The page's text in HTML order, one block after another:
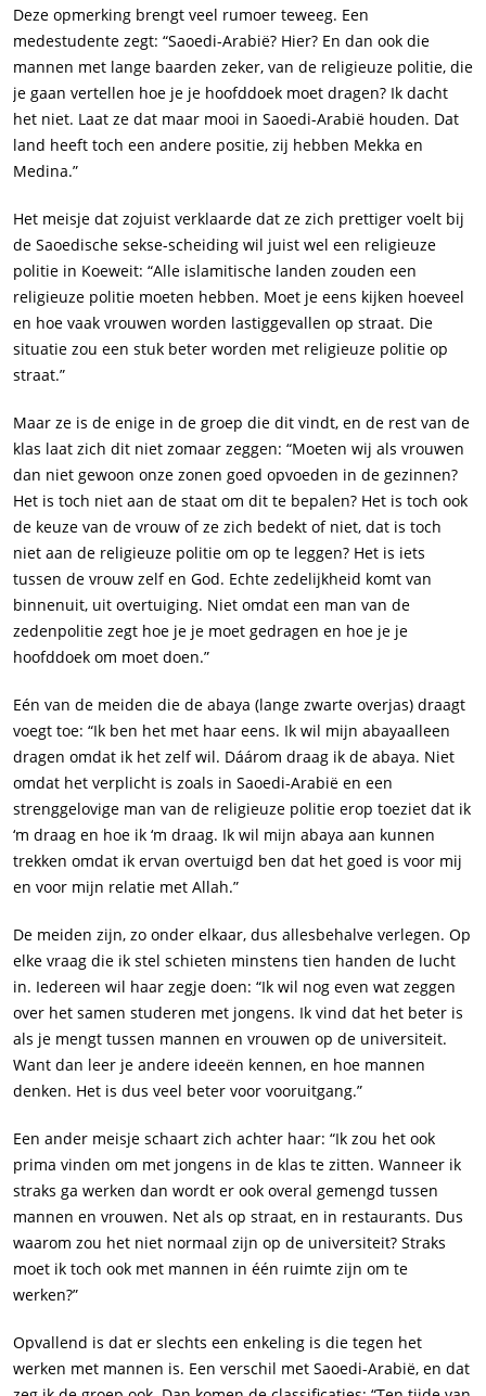
Deze opmerking brengt veel rumoer teweeg. Een
medestudente zegt: “Saoedi-Arabië? Hier? En dan ook die
mannen met lange baarden zeker, van de religieuze politie, die
je gaan vertellen hoe je je hoofddoek moet dragen? Ik dacht
het niet. Laat ze dat maar mooi in Saoedi-Arabië houden. Dat
land heeft toch een andere positie, zij hebben Mekka en
Medina.”
Het meisje dat zojuist verklaarde dat ze zich prettiger voelt bij
de Saoedische sekse-scheiding wil juist wel een religieuze
politie in Koeweit: “Alle islamitische landen zouden een
religieuze politie moeten hebben. Moet je eens kijken hoeveel
en hoe vaak vrouwen worden lastiggevallen op straat. Die
situatie zou een stuk beter worden met religieuze politie op
straat.”
Maar ze is de enige in de groep die dit vindt, en de rest van de
klas laat zich dit niet zomaar zeggen: “Moeten wij als vrouwen
dan niet gewoon onze zonen goed opvoeden in de gezinnen?
Het is toch niet aan de staat om dit te bepalen? Het is toch ook
de keuze van de vrouw of ze zich bedekt of niet, dat is toch
niet aan de religieuze politie om op te leggen? Het is iets
tussen de vrouw zelf en God. Echte zedelijkheid komt van
binnenuit, uit overtuiging. Niet omdat een man van de
zedenpolitie zegt hoe je je moet gedragen en hoe je je
hoofddoek om moet doen.”
Eén van de meiden die de abaya (lange zwarte overjas) draagt
voegt toe: “Ik ben het met haar eens. Ik wil mijn abayaalleen
dragen omdat ik het zelf wil. Dáárom draag ik de abaya. Niet
omdat het verplicht is zoals in Saoedi-Arabië en een
strenggelovige man van de religieuze politie erop toeziet dat ik
‘m draag en hoe ik ‘m draag. Ik wil mijn abaya aan kunnen
trekken omdat ik ervan overtuigd ben dat het goed is voor mij
en voor mijn relatie met Allah.”
De meiden zijn, zo onder elkaar, dus allesbehalve verlegen. Op
elke vraag die ik stel schieten minstens tien handen de lucht
in. Iedereen wil haar zegje doen: “Ik wil nog even wat zeggen
over het samen studeren met jongens. Ik vind dat het beter is
als je mengt tussen mannen en vrouwen op de universiteit.
Want dan leer je andere ideeën kennen, en hoe mannen
denken. Het is dus veel beter voor vooruitgang.”
Een ander meisje schaart zich achter haar: “Ik zou het ook
prima vinden om met jongens in de klas te zitten. Wanneer ik
straks ga werken dan wordt er ook overal gemengd tussen
mannen en vrouwen. Net als op straat, en in restaurants. Dus
waarom zou het niet normaal zijn op de universiteit? Straks
moet ik toch ook met mannen in één ruimte zijn om te
werken?”
Opvallend is dat er slechts een enkeling is die tegen het
werken met mannen is. Een verschil met Saoedi-Arabië, en dat